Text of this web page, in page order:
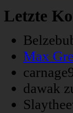
Letzte
Max
dawak